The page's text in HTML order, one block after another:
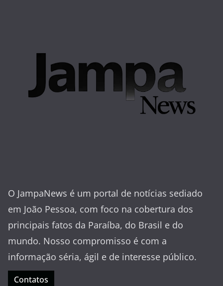
O JampaNews é um portal de notícias sediado
em João Pessoa, com foco na cobertura dos
principais fatos da Paraíba, do Brasil e do
mundo. Nosso compromisso é com a
informação séria, ágil e de interesse público.
Contatos